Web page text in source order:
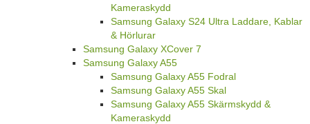
Kameraskydd
Samsung Galaxy S24 Ultra Laddare, Kablar
& Hörlurar
Samsung Galaxy XCover 7
Samsung Galaxy A55
Samsung Galaxy A55 Fodral
Samsung Galaxy A55 Skal
Samsung Galaxy A55 Skärmskydd &
Kameraskydd